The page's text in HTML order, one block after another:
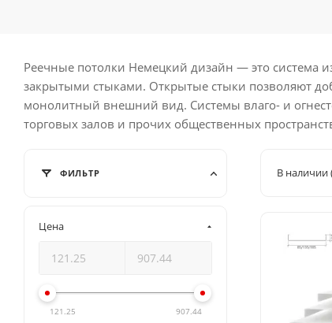
Реечные потолки Немецкий дизайн — это система
закрытыми стыками. Открытые стыки позволяют
монолитный внешний вид. Системы влаго- и
торговых залов и прочих общественных
В наличии
ФИЛЬТР
Цена
121.25 907.44